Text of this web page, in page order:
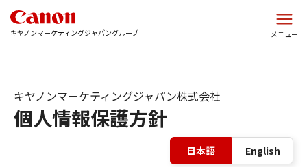
キヤノンマーケティングジャパングループ メニュー
個人情報保護方針
キヤノンマーケティングジャパン株式会社
日本語 English